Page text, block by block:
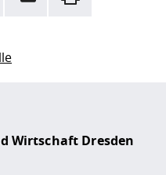
und ein Link zur
Wirtschaft Dresden